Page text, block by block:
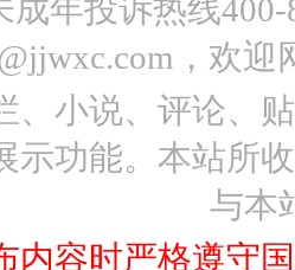
年投诉热线
，欢
、小说、评论、
示功能。本站所
与本
内容时严格遵守